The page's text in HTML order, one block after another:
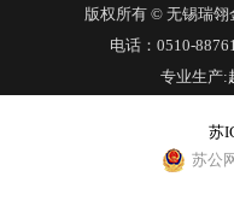
版权所有 © 无锡瑞
电话：0510-
专业生产:
苏
苏公